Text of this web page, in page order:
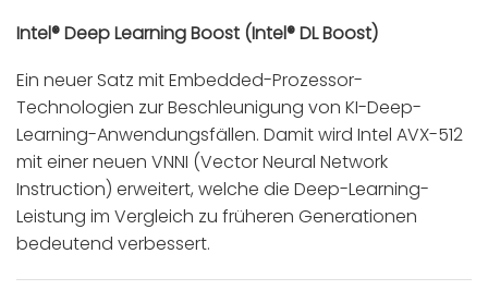
Intel® Deep Learning Boost (Intel® DL Boost)
Ein neuer Satz mit Embedded-Prozessor-
Technologien zur Beschleunigung von KI-Deep-
Learning-Anwendungsfällen. Damit wird Intel AVX-512
mit einer neuen VNNI (Vector Neural Network
Instruction) erweitert, welche die Deep-Learning-
Leistung im Vergleich zu früheren Generationen
bedeutend verbessert.